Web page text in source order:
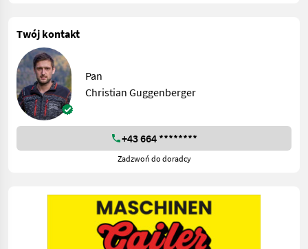
Twój kontakt
Pan
Christian Guggenberger
+43 664 ********
Zadzwoń do doradcy